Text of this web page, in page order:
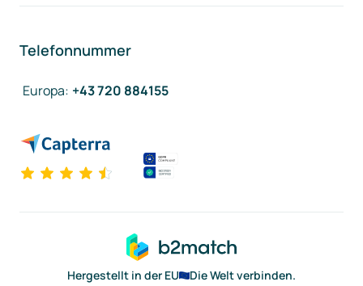
Telefonnummer
Europa: +43 720 884155
Hergestellt in der EU
Die Welt verbinden.